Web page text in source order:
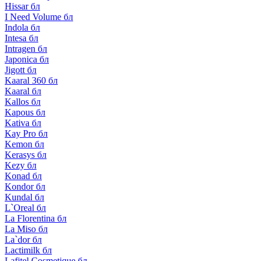
Hissar бл
I Need Volume бл
Indola бл
Intesa бл
Intragen бл
Japonica бл
Jigott бл
Kaaral 360 бл
Kaaral бл
Kallos бл
Kapous бл
Kativa бл
Kay Pro бл
Kemon бл
Kerasys бл
Kezy бл
Konad бл
Kondor бл
Kundal бл
L`Oreal бл
La Florentina бл
La Miso бл
La`dor бл
Lactimilk бл